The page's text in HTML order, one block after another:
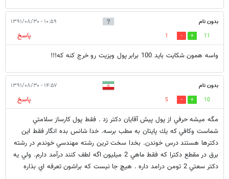
بدون نام ۱۰:۵۹ - ۱۳۹۱/۰۸/۳۰
11
1
پاسخ
واسه همون شکایت باید 100 برابر پول ویزیت رو خرج کنه که!!!
بدون نام ۱۴:۵۷ - ۱۳۹۱/۰۸/۳۰
10
5
پاسخ
مگه ميشه حرفي از پول پيش آقايان دكتر زد . فقط پول كارساز سلامتي
شماست وكافي كه يك پايتان به مطب برسه. خدا شانس بده انگار فقط اين
دكترها هستند درس خوندن. بخدا سخت ترين رشته مهندسي خوندم در رشته
برق در مقطع دكترا كه فقط ماهي 2 ميليون اگه لطف كنند درآمد دارم. ولي يه
دكتر سعتي 2 تومن درامد داره . هيچ جا نيست كه براشون تعرفه اي بذاره